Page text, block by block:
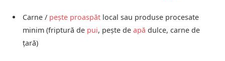
Carne / pește proaspăt local sau produse procesate
minim (friptură de pui, pește de apă dulce, carne de
țară)